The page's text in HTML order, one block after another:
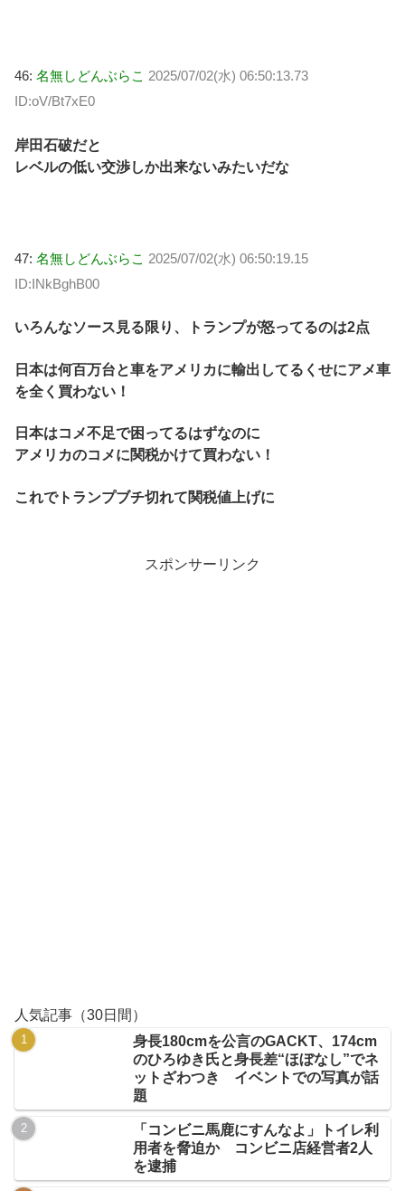
46: 名無しどんぶらこ 2025/07/02(水) 06:50:13.73
ID:oV/Bt7xE0
岸田石破だと
レベルの低い交渉しか出来ないみたいだな
47: 名無しどんぶらこ 2025/07/02(水) 06:50:19.15
ID:INkBghB00
いろんなソース見る限り、トランプが怒ってるのは2点
日本は何百万台と車をアメリカに輸出してるくせにアメ車
を全く買わない！
日本はコメ不足で困ってるはずなのに
アメリカのコメに関税かけて買わない！
これでトランプブチ切れて関税値上げに
スポンサーリンク
人気記事（30日間）
身長180cmを公言のGACKT、174cm
のひろゆき氏と身長差“ほぼなし”でネ
ットざわつき イベントでの写真が話
題
「コンビニ馬鹿にすんなよ」トイレ利
用者を脅迫か コンビニ店経営者2人
を逮捕